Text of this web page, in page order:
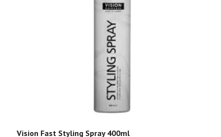
Vision Fast Styling Spray 400ml